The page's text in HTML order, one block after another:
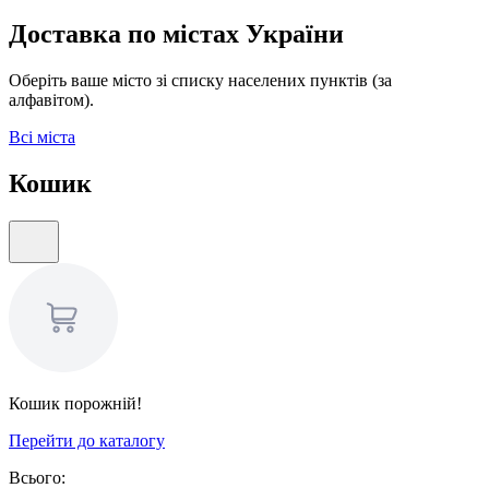
Доставка по містах України
Оберіть ваше місто зі списку населених пунктів (за
алфавітом).
Всі міста
Кошик
Кошик порожній!
Перейти до каталогу
Всього: